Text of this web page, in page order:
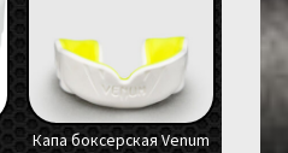
Капа боксерская Venum